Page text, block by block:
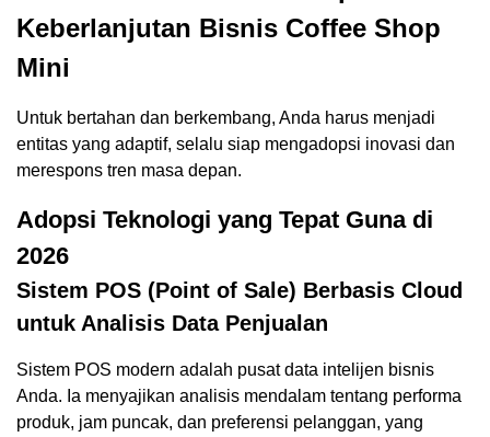
Keberlanjutan Bisnis Coffee Shop
Mini
Untuk bertahan dan berkembang, Anda harus menjadi
entitas yang adaptif, selalu siap mengadopsi inovasi dan
merespons tren masa depan.
Adopsi Teknologi yang Tepat Guna di
2026
Sistem POS (Point of Sale) Berbasis Cloud
untuk Analisis Data Penjualan
Sistem POS modern adalah pusat data intelijen bisnis
Anda. Ia menyajikan analisis mendalam tentang performa
produk, jam puncak, dan preferensi pelanggan, yang